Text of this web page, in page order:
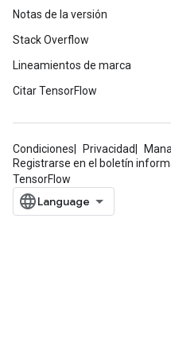
Notas de la versión
Stack Overflow
Lineamientos de marca
Citar TensorFlow
Condiciones Privacidad
Registrarse en el boletín
TensorFlow